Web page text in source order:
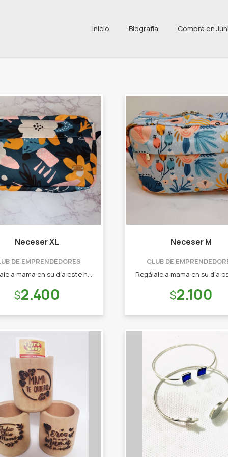
Inicio Biografía Comprá en
Neceser XL
DE EMPRENDEDORES
Regálale a mama en su día este hermoso neceser tamaño XL! Emprendedor: SV Artesanías.
Precio:
2.400
Neceser M
CLUB DE
Precio:
2.100